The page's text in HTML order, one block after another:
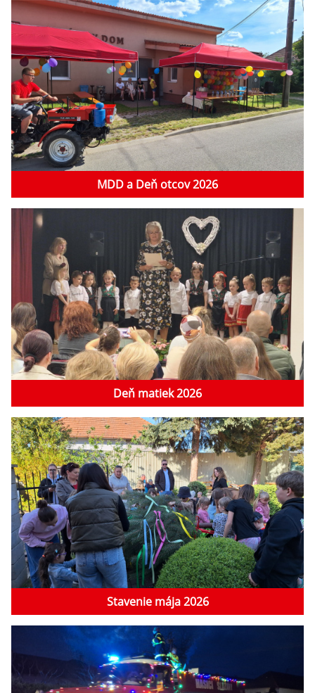
MDD a Deň otcov 2026
Deň matiek 2026
Stavenie mája 2026